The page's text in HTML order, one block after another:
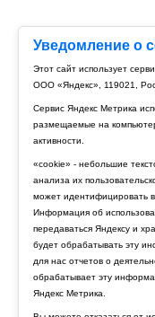
Уведомление о
Этот сайт использует
ООО «Яндекс», 119021,
Сервис Яндекс Метрика
размещаемые на
активности.
«cookie» - небольшие
анализа их
может идентифицировать
Информация об
передаваться Яндексу и
будет обрабатывать эту
для нас отчетов о
обрабатывает эту
Яндекс Метрика.